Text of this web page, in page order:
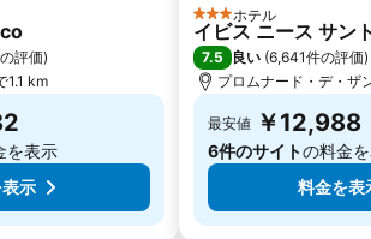
Plage publique du Voilier
Le port de Fontvieille
Monaco Ville
評価)
1.1 km
を表示
示
3 ホテルのランク
ホテル
イビス ニース サン
7.5 良い (6,641件の評価)
プロムナード・デ・ザ
最安値 ￥12,988
6件のサイトの料金
料金を表